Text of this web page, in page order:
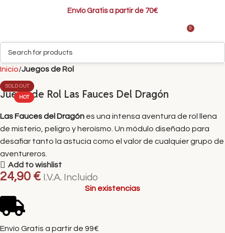
Envío Gratis a partir de 70€
0
Inicio Juegos de Rol
SOLD OUT
HOT
Juego de Rol Las Fauces Del Dragón
Las Fauces del Dragón es una intensa aventura de rol llena
de misterio, peligro y heroísmo. Un módulo diseñado para
desafiar tanto la astucia como el valor de cualquier grupo de
aventureros.
Add to wishlist
24,90 € I.V.A. Incluido
Sin existencias
Envío Gratis a partir de 99€